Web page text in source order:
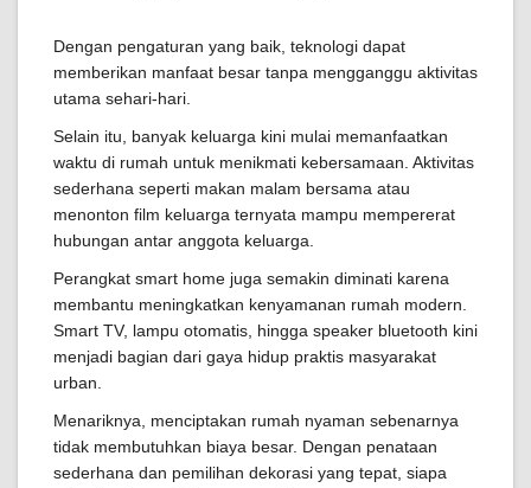
Dengan pengaturan yang baik, teknologi dapat
memberikan manfaat besar tanpa mengganggu aktivitas
utama sehari-hari.
Selain itu, banyak keluarga kini mulai memanfaatkan
waktu di rumah untuk menikmati kebersamaan. Aktivitas
sederhana seperti makan malam bersama atau
menonton film keluarga ternyata mampu mempererat
hubungan antar anggota keluarga.
Perangkat smart home juga semakin diminati karena
membantu meningkatkan kenyamanan rumah modern.
Smart TV, lampu otomatis, hingga speaker bluetooth kini
menjadi bagian dari gaya hidup praktis masyarakat
urban.
Menariknya, menciptakan rumah nyaman sebenarnya
tidak membutuhkan biaya besar. Dengan penataan
sederhana dan pemilihan dekorasi yang tepat, siapa